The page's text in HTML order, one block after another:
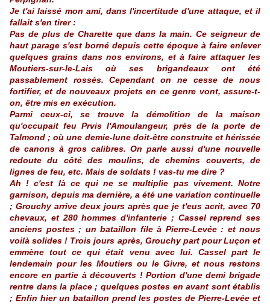
Je t'ai laissé mon ami, dans l'incertitude d'une attaque, et il
fallait s'en tirer :
Pas de plus de Charette que dans la main. Ce seigneur de
haut parage s'est borné depuis cette époque à faire enlever
quelques grains dans nos environs, et à faire attaquer les
Moutiers-sur-le-Lais où ses brigandeaux ont été
passablement rossés. Cependant on ne cesse de nous
fortifier, et de nouveaux projets en ce genre vont, assure-t-
on, être mis en exécution.
Parmi ceux-ci, se trouve la démolition de la maison
qu'occupait feu Prvis l'Amoulangeur, près de la porte de
Talmond ; où une demie-lune doit-être construite et hérissée
de canons à gros calibres. On parle aussi d'une nouvelle
redoute du côté des moulins, de chemins couverts, de
lignes de feu, etc. Mais de soldats ! vas-tu me dire ?
Ah ! c'est là ce qui ne se multiplie pas vivement. Notre
garnison, depuis ma dernière, a été une variation continuelle
; Grouchy arrive deux jours après que je t'eus acrit, avec 70
chevaux, et 280 hommes d'infanterie ; Cassel reprend ses
anciens postes ; un bataillon file à Pierre-Levée : et nous
voilà solides ! Trois jours après, Grouchy part pour Luçon et
emmène tout ce qui était venu avec lui. Cassel part le
lendemain pour les Moutiers ou le Givre, et nous restons
encore en partie à découverts ! Portion d'une demi brigade
rentre dans la place ; quelques postes en avant sont établis
; Enfin hier un bataillon prend les postes de Pierre-Levée et